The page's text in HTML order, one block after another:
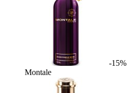
-15%
Montale